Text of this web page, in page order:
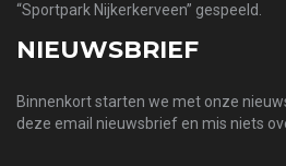
“Sportpark Nijkerkerveen” gespeeld.
NIEUWSBRIEF
Binnenkort starten we met onze
deze email nieuwsbrief en mis niets